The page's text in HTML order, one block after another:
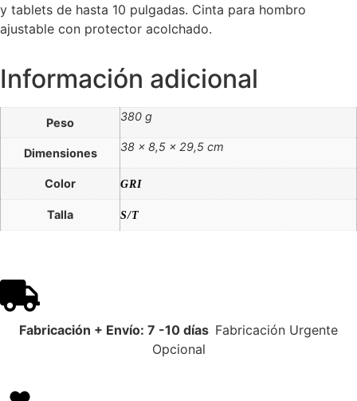
y tablets de hasta 10 pulgadas. Cinta para hombro
ajustable con protector acolchado.
Información adicional
Peso 380 g
Dimensiones 38 × 8,5 × 29,5 cm
Color GRI
Talla S/T
Fabricación + Envío: 7 -10 días Fabricación Urgente
Opcional